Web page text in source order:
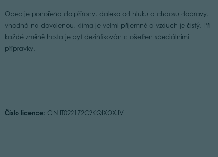
Obec je ponořena do přírody, daleko od hluku a chaosu dopravy,
vhodná na dovolenou, klima je velmi příjemné a vzduch je čistý. Při
každé změně hosta je byt dezinfikován a ošetřen speciálními
přípravky.
Číslo licence: CIN IT022172C2KQIXOXJV